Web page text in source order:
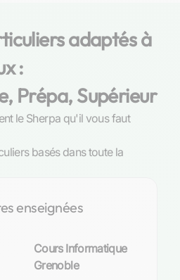
par excellence,
offrant un
de premier ordre.
et ses écoles de
ville se dresse comme
des langues en
y trouver une
adaptés à leurs
d’acquérir des
plaisir d’apprendre une
vastes : cursus
certifications en
adaptés à
:
Prépa, Supérieur
le Sherpa qu'il vous faut
basés dans toute la
enseignées
Cours Informatique
Grenoble